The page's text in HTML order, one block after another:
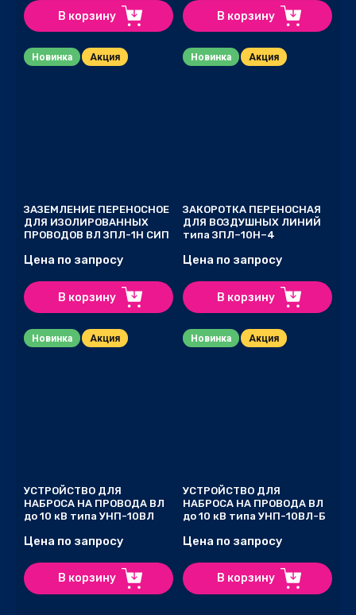
В корзину В корзину
Новинка Акция
ЗАЗЕМЛЕНИЕ ПЕРЕНОСНОЕ
ДЛЯ ИЗОЛИРОВАННЫХ
ПРОВОДОВ ВЛ ЗПЛ-1Н СИП
Цена по запросу
В корзину
Новинка Акция
ЗАКОРОТКА ПЕРЕНОСНАЯ
ДЛЯ ВОЗДУШНЫХ ЛИНИЙ
типа ЗПЛ–10Н–4
Цена по запросу
В корзину
Новинка Акция
УСТРОЙСТВО ДЛЯ
НАБРОСА НА ПРОВОДА ВЛ
до 10 кВ типа УНП-10ВЛ
Цена по запросу
В корзину
Новинка Акция
УСТРОЙСТВО ДЛЯ
НАБРОСА НА ПРОВОДА ВЛ
до 10 кВ типа УНП-10ВЛ-Б
Цена по запросу
В корзину